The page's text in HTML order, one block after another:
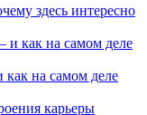
здесь интересно
на самом деле